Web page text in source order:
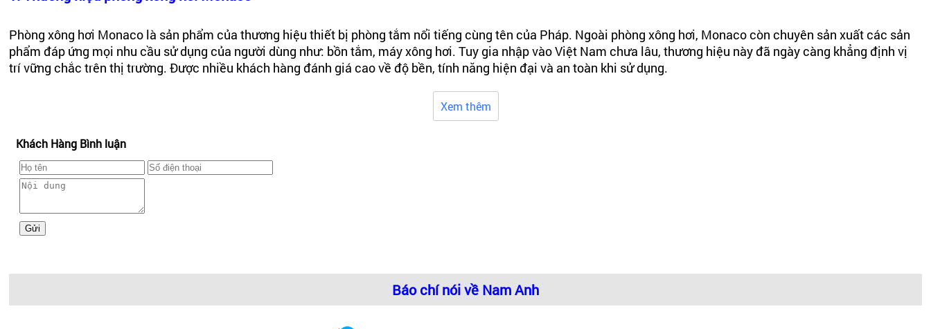
Phòng xông hơi Monaco là sản phẩm của thương hiệu thiết bị phòng tắm nổi tiếng cùng tên của Pháp. Ngoài phòng xông hơi, Monaco còn chuyên sản xuất các sản
phẩm đáp ứng mọi nhu cầu sử dụng của người dùng như: bồn tắm, máy xông hơi. Tuy gia nhập vào Việt Nam chưa lâu, thương hiệu này đã ngày càng khẳng định vị
trí vững chắc trên thị trường. Được nhiều khách hàng đánh giá cao về độ bền, tính năng hiện đại và an toàn khi sử dụng.
Phòng xông hơi Monaco được sản xuất tại nhà máy Trung Quốc theo dây chuyền công nghệ hiện đại của Pháp. Để được xuất ra thị trường, sản phẩm còn được kiểm
định rất chặt chẽ bởi giới chuyên gia hàng đầu trong lĩnh vực nội thất phòng tắm. Đó cũng là lý do mà tất cả model khi đến tay người tiêu dùng không chỉ đảm bảo về
2. Đánh giá chi tiết phòng xông hơi Monaco
Nhiều sự lựa chọn về kiểu dáng, kích thước
Monaco mang đến cho người dùng ba loại phòng xông hơi: Phòng xông hơi ướt, phòng xông hơi khô và phòng xông hơi khô ướt kết hợp. Mỗi loại phòng đều sở hữu
những ưu điểm riêng, tùy theo nhu cầu sử dụng mà bạn có sự lựa chọn thích hợp nhất cho gia đình.
Chúng được thiết kế theo kiểu dáng từ hình chữ nhật, hình vòng cung với nhiều kích thước lớn nhỏ phù hợp cho mọi diện tích phòng tắm khác nhau. Dưới đây là kích
Xem thêm
Khách Hàng Bình luận
Báo chí nói về Nam Anh